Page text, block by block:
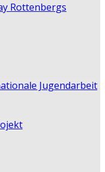
Rottenbergs
Jugendarbeit